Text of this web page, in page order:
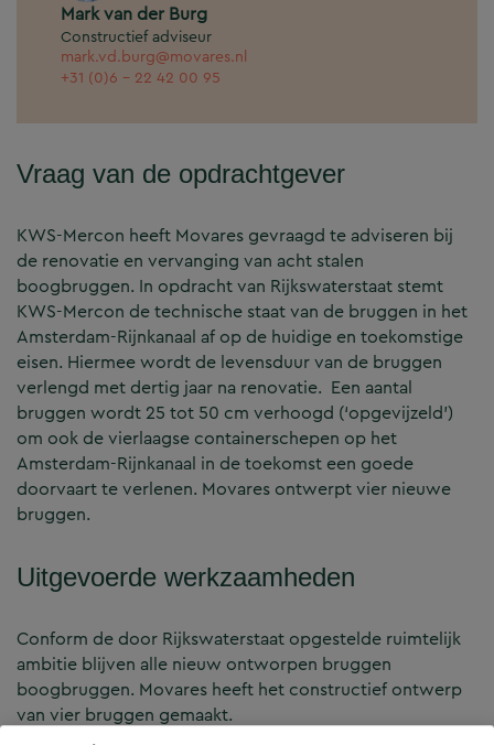
Mark van der Burg
Constructief adviseur
mark.vd.burg@movares.nl
+31 (0)6 - 22 42 00 95
Vraag van de opdrachtgever
KWS-Mercon heeft Movares gevraagd te adviseren bij
de renovatie en vervanging van acht stalen
boogbruggen. In opdracht van Rijkswaterstaat stemt
KWS-Mercon de technische staat van de bruggen in het
Amsterdam-Rijnkanaal af op de huidige en toekomstige
eisen. Hiermee wordt de levensduur van de bruggen
verlengd met dertig jaar na renovatie. Een aantal
bruggen wordt 25 tot 50 cm verhoogd (‘opgevijzeld’)
om ook de vierlaagse containerschepen op het
Amsterdam-Rijnkanaal in de toekomst een goede
doorvaart te verlenen. Movares ontwerpt vier nieuwe
bruggen.
Uitgevoerde werkzaamheden
Conform de door Rijkswaterstaat opgestelde ruimtelijk
ambitie blijven alle nieuw ontworpen bruggen
boogbruggen. Movares heeft het constructief ontwerp
van vier bruggen gemaakt.